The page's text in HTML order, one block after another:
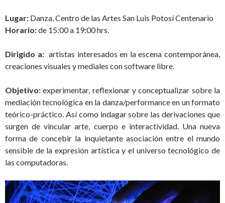
Lugar: Danza, Centro de las Artes San Luis Potosí Centenario
Horario:de 15:00 a 19:00 hrs.
Dirigido a:artistas interesados en la escena contemporánea,
creaciones visuales y mediales con software libre.
Objetivo:experimentar, reflexionar y conceptualizar sobre la
mediación tecnológica en la danza/performance en un formato
teórico-práctico. Así como indagar sobre las derivaciones que
surgen de vincular arte, cuerpo e interactividad. Una nueva
forma de concebir la inquietante asociación entre el mundo
sensible de la expresión artística y el universo tecnológico de
las computadoras.